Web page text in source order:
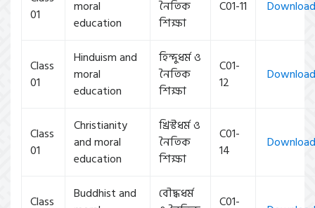
01
moral
education
নৈতিক
শিক্ষা
C01-11 Download
Class
01
Hinduism and
moral
education
হিন্দুধর্ম ও
নৈতিক
শিক্ষা
C01-
12
Download
Class
01
Christianity
and moral
education
খ্রিস্টধর্ম ও
নৈতিক
শিক্ষা
C01-
14
Download
Class
Buddhist and
বৌদ্ধধর্ম
C01-